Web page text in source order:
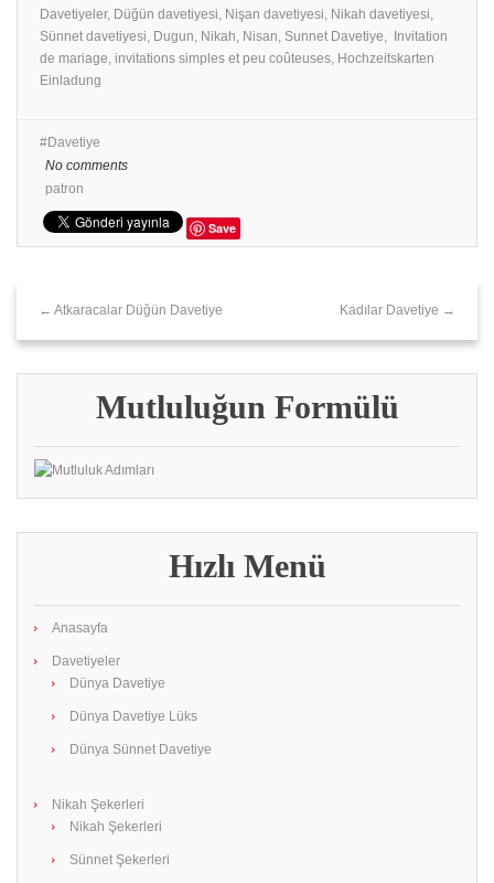
Davetiyeler, Düğün davetiyesi, Nişan davetiyesi, Nikah davetiyesi,
Sünnet davetiyesi, Dugun, Nikah, Nisan, Sunnet Davetiye, Invitation
de mariage, invitations simples et peu coûteuses, Hochzeitskarten
Einladung
Davetiye
No comments
patron
Save
← Atkaracalar Düğün Davetiye Kadılar Davetiye →
Mutluluğun Formülü
Hızlı Menü
Anasayfa
Davetiyeler
Dünya Davetiye
Dünya Davetiye Lüks
Dünya Sünnet Davetiye
Nikah Şekerleri
Nikah Şekerleri
Sünnet Şekerleri